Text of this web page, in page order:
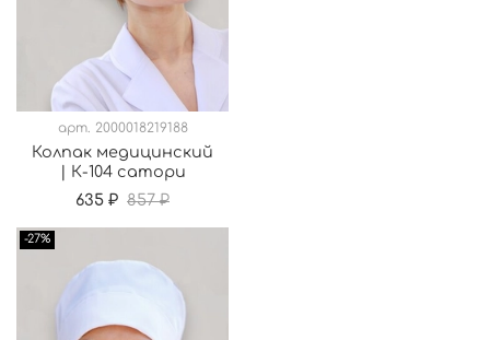
арт. 2000018219188
Колпак медицинский
| К-104 сатори
635 ₽ 857 ₽
-27%